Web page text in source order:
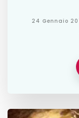
24 Gennaio